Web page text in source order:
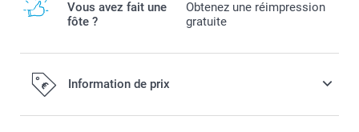
Vous avez fait une
fôte ?
Obtenez une réimpression
gratuite
Information de prix